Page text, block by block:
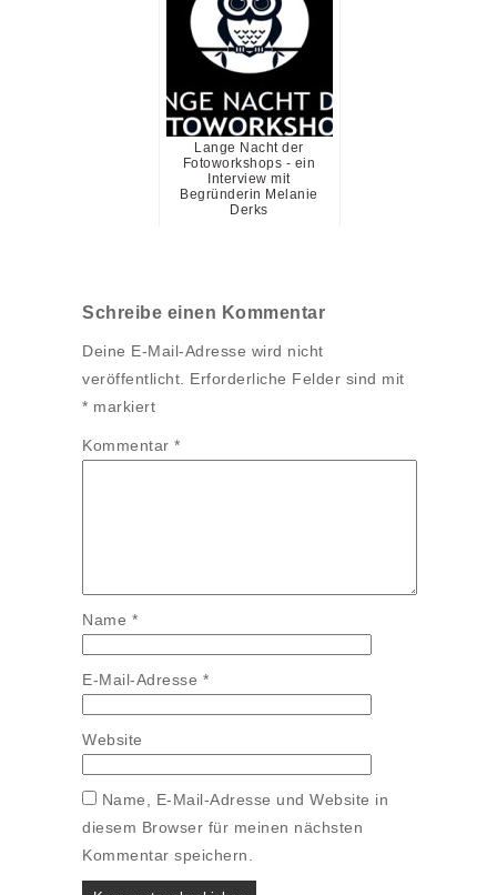
Lange Nacht der
Fotoworkshops - ein
Interview mit
Begründerin Melanie
Derks
Schreibe einen Kommentar
Deine E-Mail-Adresse wird nicht
veröffentlicht.
Erforderliche Felder sind mit
* markiert
Kommentar *
Name *
E-Mail-Adresse *
Website
Name, E-Mail-Adresse und Website in
diesem Browser für meinen nächsten
Kommentar speichern.